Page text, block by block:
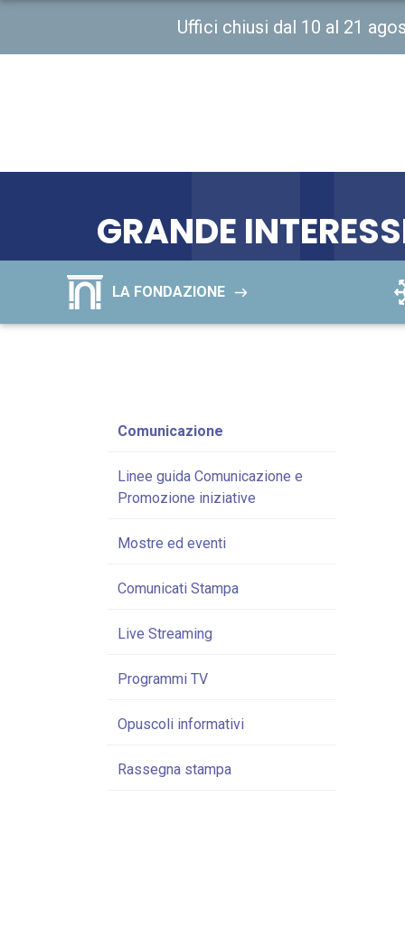
Uffici chiusi dal 10 al 21
GRANDE
LA FONDAZIONE
Comunicazione
Linee guida Comunicazione e
Promozione iniziative
Mostre ed eventi
Comunicati Stampa
Live Streaming
Programmi TV
Opuscoli informativi
Rassegna stampa